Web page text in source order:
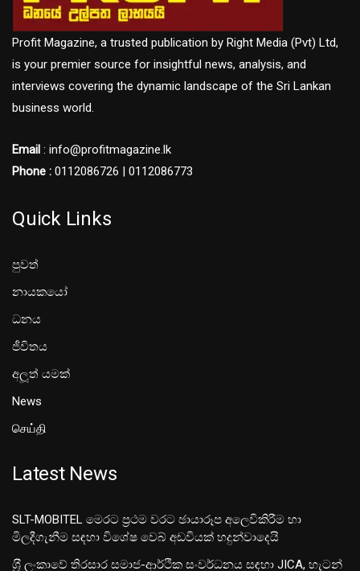
Profit Magazine, a trusted publication by Right Media (Pvt) Ltd,
is your premier source for insightful news, analysis, and
interviews covering the dynamic landscape of the Sri Lankan
business world.
Email : info@profitmagazine.lk
Phone : 0112086726 | 0112086773
Quick Links
පුවත්
නායකයෝ
ධනය
ජීවිතය
අලූත් යමක්
News
செய்தி
Latest News
SLT-MOBITEL මෙරට ප්‍රථම වරට ඡායාරූප අලෙවිකිරීම හා
මිලදීගැනීම සඳහා විශේෂ වෙබ් අඩවියක් හදුන්වාදෙයි
ශ‍්‍රී ලංකාවේ තිරසාර සමාජ-ආර්ථික සංවර්ධනය සඳහා JICA, හැටන්